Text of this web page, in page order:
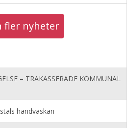
fler nyheter
– TRAKASSERADE KOMMUNAL
handväskan